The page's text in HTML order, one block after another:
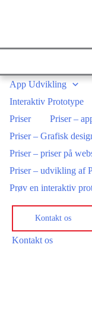
App Udvikling
Interaktiv Prototype
Priser
Priser –
Priser – Grafisk
Priser – priser på
Priser – udvikling af
Prøv en interaktiv
Kontakt os
Kontakt os